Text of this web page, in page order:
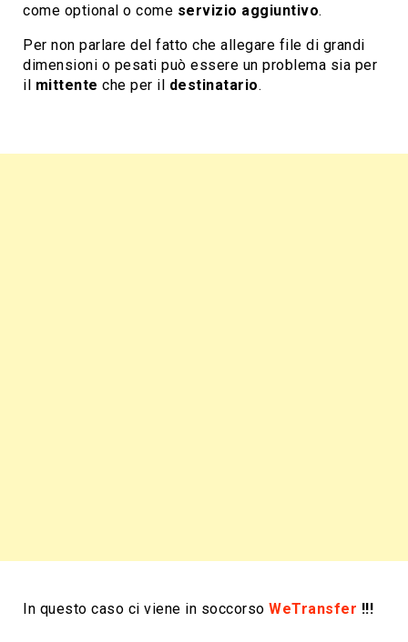
come optional o come servizio aggiuntivo.
Per non parlare del fatto che allegare file di grandi
dimensioni o pesati può essere un problema sia per
il mittente che per il destinatario.
In questo caso ci viene in soccorso WeTransfer !!!